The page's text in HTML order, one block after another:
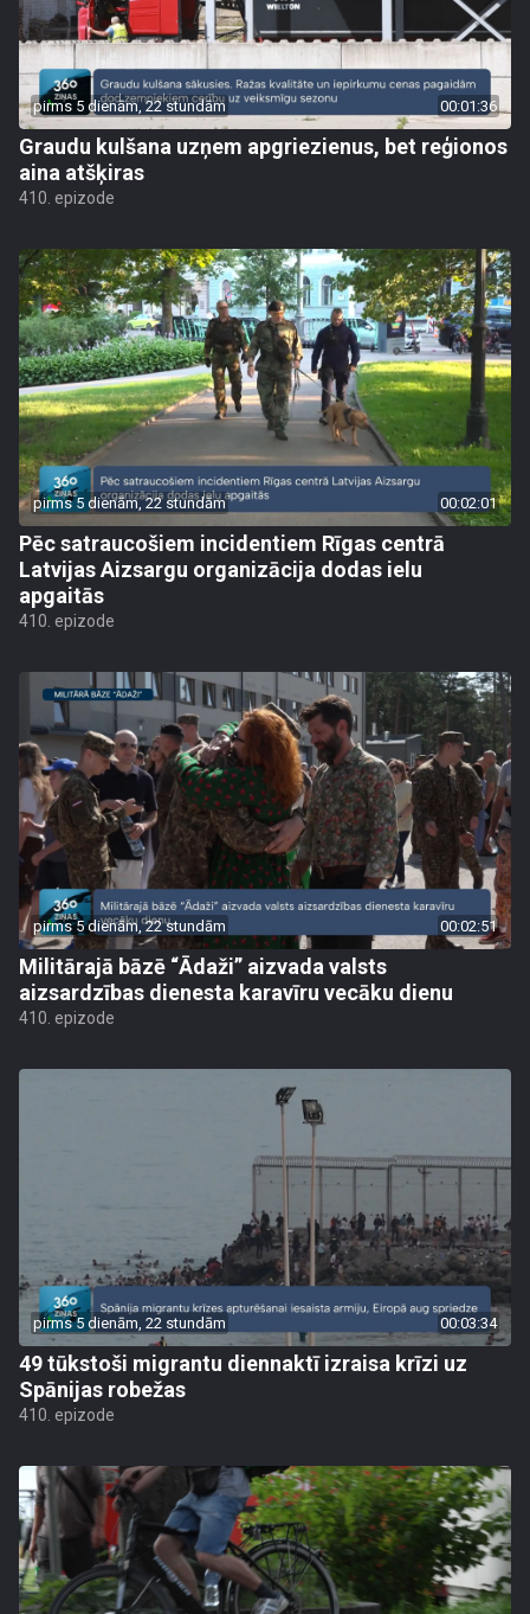
pirms 5 dienām, 22 stundām 00:01:36
Graudu kulšana uzņem apgriezienus, bet reģionos
aina atšķiras
410. epizode
pirms 5 dienām, 22 stundām 00:02:01
Pēc satraucošiem incidentiem Rīgas centrā
Latvijas Aizsargu organizācija dodas ielu
apgaitās
410. epizode
pirms 5 dienām, 22 stundām 00:02:51
Militārajā bāzē “Ādaži” aizvada valsts
aizsardzības dienesta karavīru vecāku dienu
410. epizode
pirms 5 dienām, 22 stundām 00:03:34
49 tūkstoši migrantu diennaktī izraisa krīzi uz
Spānijas robežas
410. epizode